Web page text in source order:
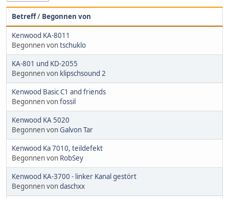
Betreff/ Begonnen von
Kenwood KA-8011
Begonnen vontschuklo
KA-801 und KD-2055
Begonnen von klipschsound 2
Kenwood Basic C1 and friends
Begonnen vonfossil
Kenwood KA 5020
Begonnen vonGalvon Tar
Kenwood Ka 7010, teildefekt
Begonnen von RobSey
Kenwood KA-3700 - linker Kanal gestört
Begonnen vondaschxx